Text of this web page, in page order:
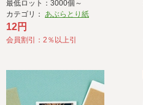
最低ロット：3000個～
カテゴリ： あぶらとり紙
12円
会員割引：2％以上引